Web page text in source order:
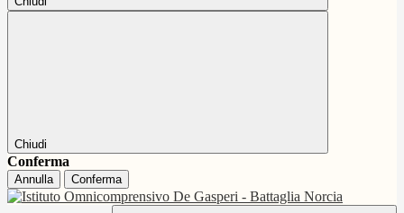
Chiudi
Conferma
Annulla Conferma